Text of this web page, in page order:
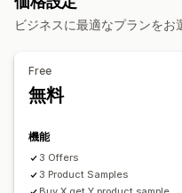
チェックアウトディスカウント
ビジネスに最適なプランをお
Free
無料
機能
3 Offers
3 Product Samples